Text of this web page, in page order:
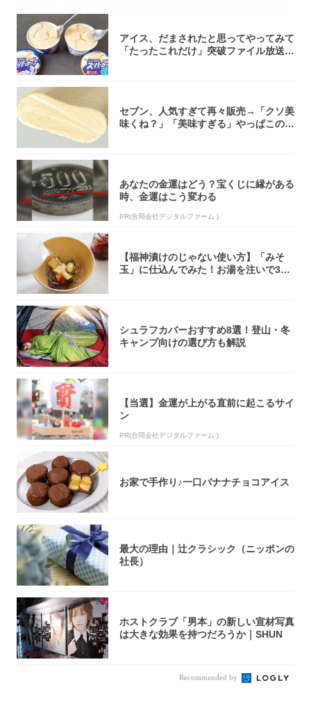
アイス、だまされたと思ってやってみて
「たったこれだけ」突破ファイル放送で
セブン、人気すぎて再々販売→「クソ美
味くね？」「美味すぎる」やっぱこのク
あなたの金運はどう？宝くじに縁がある
時、金運はこう変わる
PR(合同会社デジタルファーム )
【福神漬けのじゃない使い方】「みそ
玉」に仕込んでみた！お湯を注いで30
シュラフカバーおすすめ8選！登山・冬
キャンプ向けの選び方も解説
【当選】金運が上がる直前に起こるサイ
ン
PR(合同会社デジタルファーム )
お家で手作り♪一口バナナチョコアイス
最大の理由｜辻クラシック（ニッポンの
社長）
ホストクラブ「男本」の新しい宣材写真
は大きな効果を持つだろうか｜SHUN
Recommended by